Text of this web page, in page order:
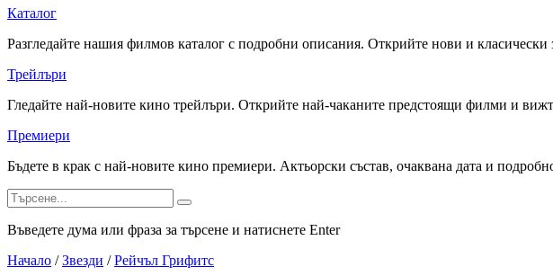
Каталог
Разгледайте нашия филмов каталог с подробни описания. Открийте нови и
Трейлъри
Гледайте най-новите кино трейлъри. Открийте най-чаканите предстоящи филми и
Премиери
Бъдете в крак с най-новите кино премиери. Актьорски състав, очаквана дата и
Въведете дума или фраза за търсене и натиснете Enter
Начало / Звезди / Рейчъл Грифитс